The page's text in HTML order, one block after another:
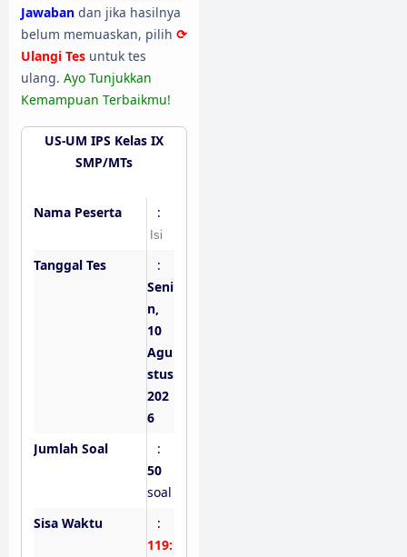
Jawaban dan jika hasilnya
belum memuaskan, pilih ⟳
Ulangi Tes untuk tes
ulang. Ayo Tunjukkan
Kemampuan Terbaikmu!
US-UM IPS Kelas IX
SMP/MTs
Nama Peserta :
Tanggal Tes
:
Seni
n,
10
Agu
stus
202
6
Jumlah Soal
:
50
soal
Sisa Waktu
:
119: